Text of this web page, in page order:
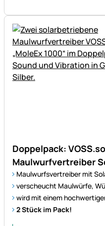
Doppelpack:
Maulwurfvertreiber
Maulwurfsvertreiber mit
verscheucht Maulwürfe,
wird mit einem
2 Stück im Pack!